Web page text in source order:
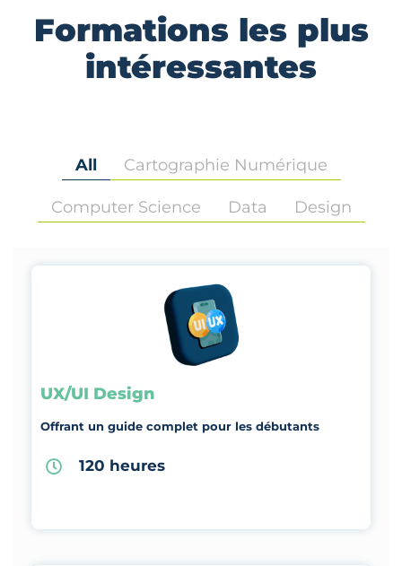
Formations les plus
intéressantes
All Cartographie Numérique
Computer Science Data Design
UX/UI Design
Offrant un guide complet pour les débutants
120 heures